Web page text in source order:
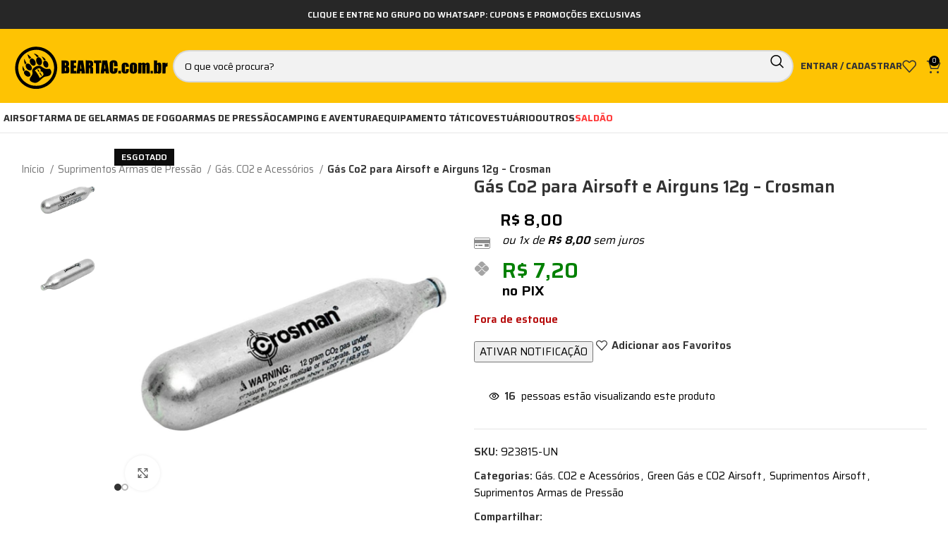
CLIQUE E ENTRE NO GRUPO DO WHATSAPP: CUPONS E PROMOÇÕES EXCLUSIVAS
ENTRAR / CADASTRAR 0
AIRSOFTARMA DE GELARMAS DE FOGOARMAS DE PRESSÃOCAMPING E AVENTURAEQUIPAMENTO TÁTICOVESTUÁRIOOUTROSSALDÃO
Início Suprimentos Armas de Pressão Gás. CO2 e Acessórios Gás Co2 para Airsoft e Airguns 12g – Crosman
ESGOTADO
Gás Co2 para Airsoft e Airguns 12g – Crosman
R$ 8,00
ou 1x deR$8,00sem juros
R$ 7,20
no PIX
Fora de estoque
Adicionar aos Favoritos
16 pessoas estão visualizando este produto
SKU: 923815-UN
Categorias: Gás. CO2 e Acessórios, Green Gás e CO2 Airsoft, Suprimentos Airsoft,
Suprimentos Armas de Pressão
Compartilhar: